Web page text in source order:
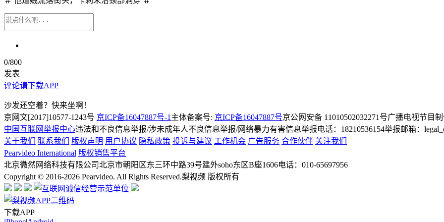
0/800
发表
评论请下载APP
沙发还空着？快来坐啊！
京网文[2017]10577-1243号 京ICP备16047887号-1 主体备案号: 京ICP备16047887号京公网安备 11010502032271号广播电视节目
中国互联网举报中心违法和不良信息举报/涉未成年人不良信息举报/网络暴力有害信息举报电话：18210536154举报邮箱：
关于我们
联系我们 版权声明 用户协议 隐私政策 投诉与建议 工作机会 广告服务 合作伙伴 关注我们
Pearvideo International 版权销售平台
北京微然网络科技有限公司北京市朝阳区东三环中路39号建外soho东区B座1606电话：010-65697956
Copyright © 2016-2026 Pearvideo. All Rights Reserved.梨视频 版权所有
下载APP